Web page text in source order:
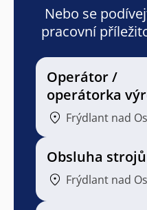
Nebo se
pracovní
Operátor /
operátorka
Frýdlant nad
Obsluha strojů
Frýdlant nad